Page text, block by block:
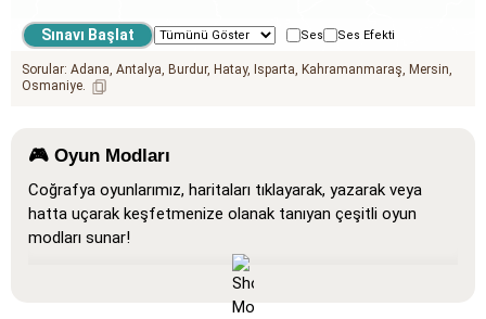
Ses Ses Efekti
Sorular: Adana Antalya Burdur Hatay Isparta Kahramanmaraş
Mersin
Osmaniye
🎮 Oyun Modları
Coğrafya oyunlarımız, haritaları tıklayarak, yazarak veya
hatta uçarak keşfetmenize olanak tanıyan çeşitli oyun
modları sunar!
: Tüm konumların haritada göründüğü,
öğrenmeyi ve alışmayı kolaylaştıran bir öğrenme modu.